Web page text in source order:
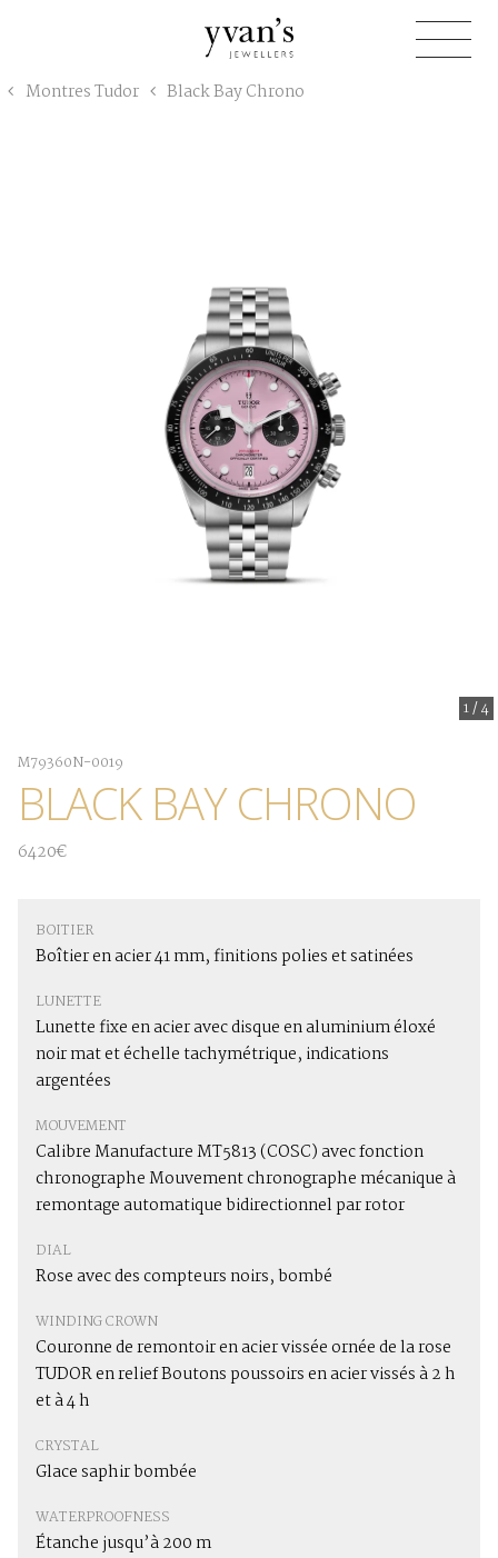
Jewellers
Montres Tudor Black Bay Chrono
1/4
M79360N-0019
BLACK BAY CHRONO
6420€
BOITIER
Boîtier en acier 41 mm, finitions polies et satinées
LUNETTE
Lunette fixe en acier avec disque en aluminium éloxé
noir mat et échelle tachymétrique, indications
argentées
MOUVEMENT
Calibre Manufacture MT5813 (COSC) avec fonction
chronographe Mouvement chronographe mécanique à
remontage automatique bidirectionnel par rotor
DIAL
Rose avec des compteurs noirs, bombé
WINDING CROWN
Couronne de remontoir en acier vissée ornée de la rose
TUDOR en relief Boutons poussoirs en acier vissés à 2 h
et à 4 h
CRYSTAL
Glace saphir bombée
WATERPROOFNESS
Étanche jusqu’à 200 m